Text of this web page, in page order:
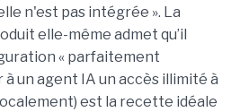
n'est pas intégrée ». La
elle-même admet qu’il
« parfaitement
un agent IA un accès illimité à
est la recette idéale